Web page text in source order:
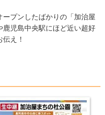
プンしたばかりの「加治屋
児島中央駅にほど近い超好
え！